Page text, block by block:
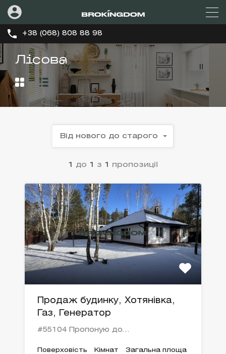
+38 (068) 808 88 98
Лісова
1 до 1 з 1 пропозиції
Від нового до старого
Продаж будинку, Хотянівка,
Газ, Генератор
#55104 Пропоную до…
Поверховість Кімнат Загальна площа